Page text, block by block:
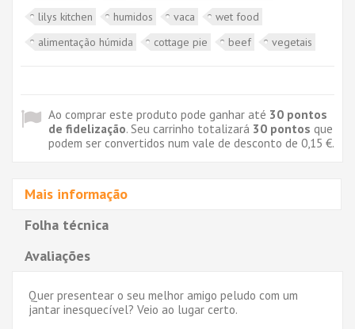
lilys kitchen
humidos vaca
wet food
alimentação húmida
cottage pie beef vegetais
Ao comprar este produto pode ganhar até 30 pontos
de fidelização. Seu carrinho totalizará 30 pontos que
podem ser convertidos num vale de desconto de 0,15 €.
Mais informação
Folha técnica
Avaliações
Quer presentear o seu melhor amigo peludo com um
jantar inesquecível? Veio ao lugar certo.